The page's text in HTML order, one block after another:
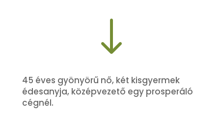
"
45 éves gyönyörű nő, két kisgyermek
édesanyja, középvezető egy prosperáló
cégnél.